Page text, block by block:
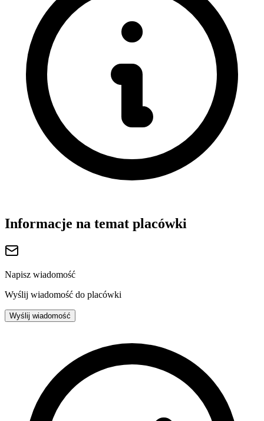
Informacje na temat placówki
Napisz wiadomość
Wyślij wiadomość do placówki
Wyślij wiadomość